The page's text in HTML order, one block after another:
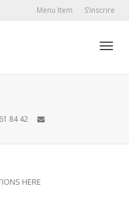
Menu Item S’inscrire
84 42
HERE